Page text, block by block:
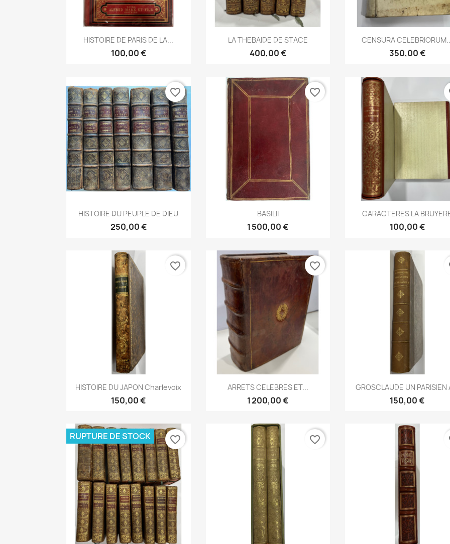
Aperçu rapide
HISTOIRE DE PARIS DE LA...
100,00 €
Aperçu rapide
LA THEBAIDE DE STACE
400,00 €
Aperçu rapide
CENSURA
350,00 €
Aperçu rapide
HISTOIRE DU PEUPLE DE DIEU
250,00 €
favorite_border
Aperçu rapide
BASILII
1 500,00 €
favorite_border
Aperçu rapide
CARACTERES LA
100,00 €
Aperçu rapide
HISTOIRE DU JAPON Charlevoix
150,00 €
favorite_border
Aperçu rapide
ARRETS CELEBRES ET...
1 200,00 €
favorite_border
 Aperçu rapide
GROSCLAUDE UN PARISIEN
150,00 €
RUPTURE DE STOCK favorite_border favorite_border